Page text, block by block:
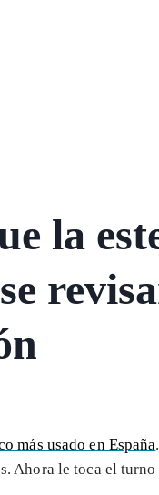
la
más usado en España
Ahora le toca el